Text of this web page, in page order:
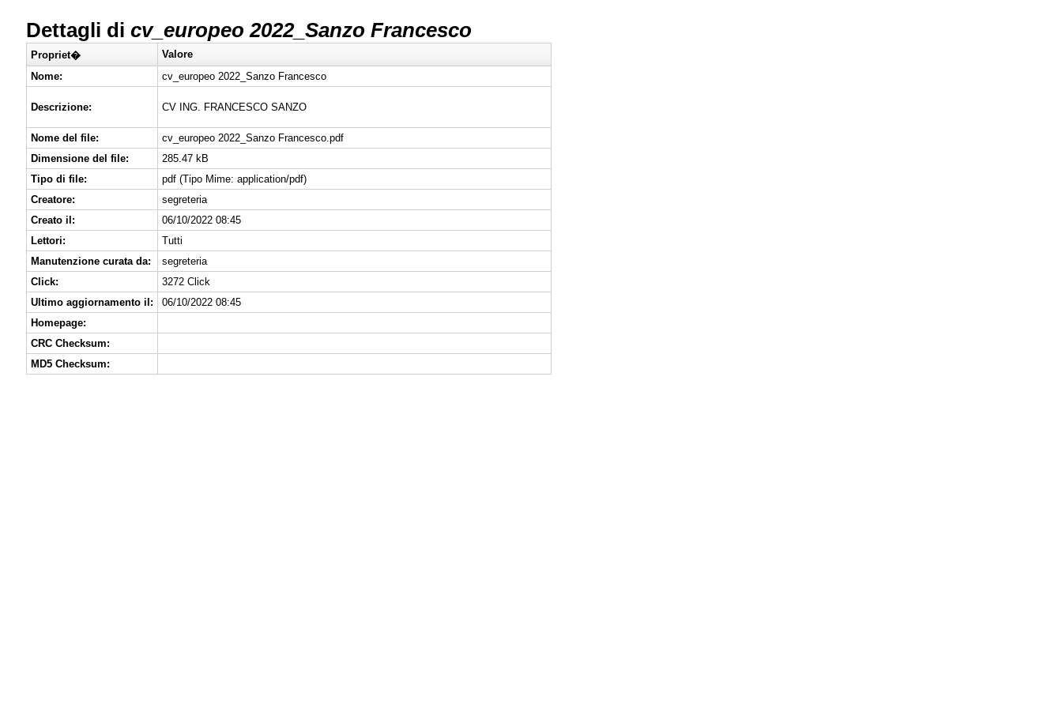
Dettagli di cv_europeo 2022_Sanzo Francesco
Propriet�
Valore
Nome:
cv_europeo 2022_Sanzo Francesco
Descrizione: CV ING. FRANCESCO SANZO
Nome del file:
cv_europeo 2022_Sanzo Francesco.pdf
Dimensione del file:
285.47 kB
Tipo di file:
pdf (Tipo Mime: application/pdf)
Creatore:
segreteria
Creato il:
06/10/2022 08:45
Lettori:
Tutti
Manutenzione curata da:
segreteria
Click:
3272 Click
Ultimo aggiornamento il:
06/10/2022 08:45
Homepage:
CRC Checksum:
MD5 Checksum: